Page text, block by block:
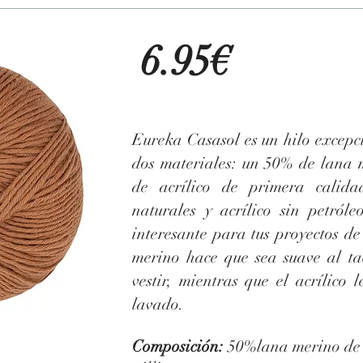
6.95€
Eureka Casasol es un hilo
dos materiales: un 50% de lana
de acrílico de primera
naturales y acrílico sin
interesante para tus proyectos
merino hace que sea suave al
vestir, mientras que el
lavado.
Composición: 50%lana merino